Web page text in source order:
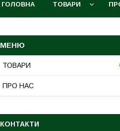
ГОЛОВНА ТОВАРИ
ТОВАРИ
ПРО НАС
КОНТАКТИ